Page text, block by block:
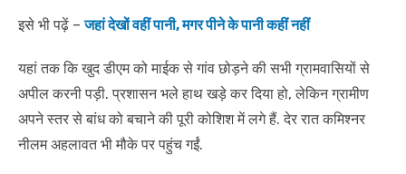
इसे भी पढ़ें –जहां देखों वहीं पानी, मगर पीने के पानी कहीं नहीं
यहां तक कि खुद डीएम को माईक से गांव छोड़ने की सभी ग्रामवासियों से
अपील करनी पड़ी. प्रशासन भले हाथ खड़े कर दिया हो, लेकिन ग्रामीण
अपने स्तर से बांध को बचाने की पूरी कोशिश में लगे हैं. देर रात कमिश्नर
नीलम अहलावत भी मौके पर पहुंच गईं.